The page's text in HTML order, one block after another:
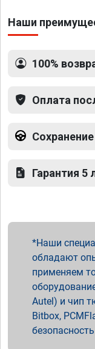
Наши
100%
Оплата
Гарантия 5
Наши
обладают
применяем
Autel) и чип
Bitbox,